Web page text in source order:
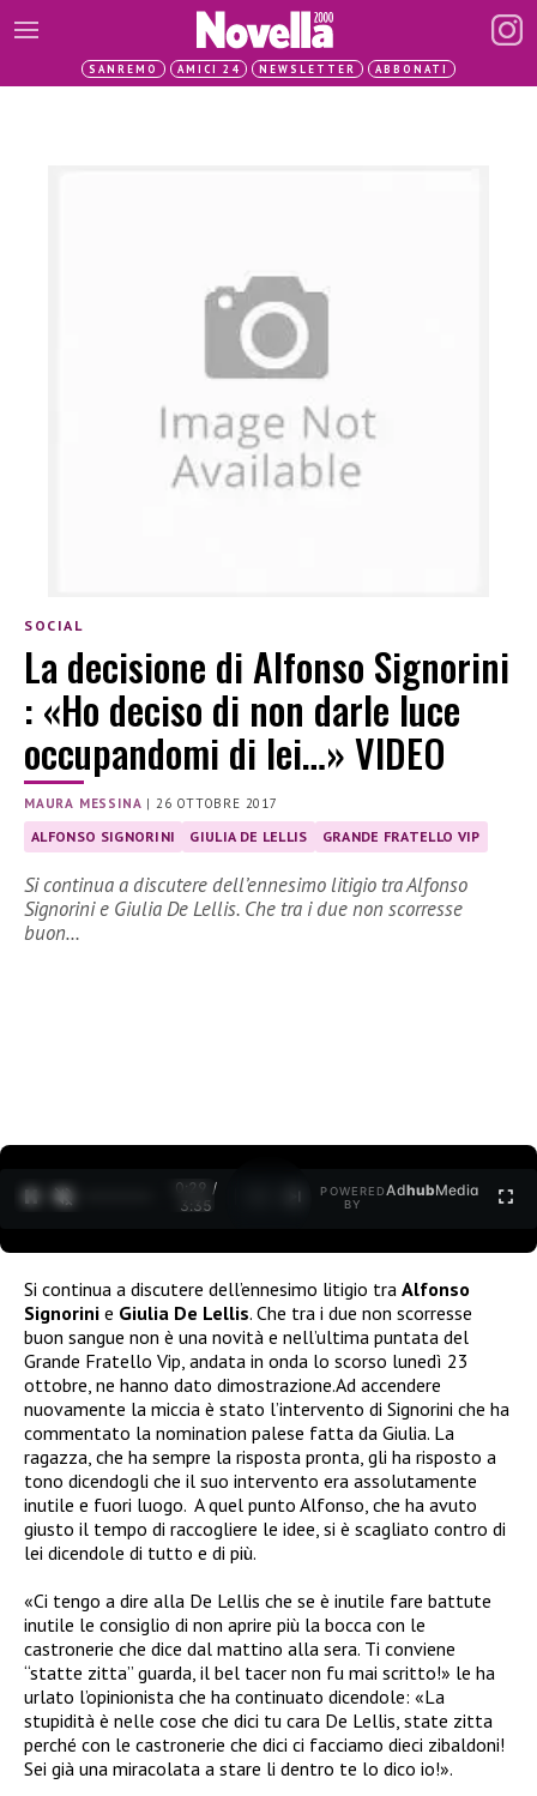
SANREMO AMICI 24 NEWSLETTER ABBONATI
SOCIAL
La decisione di Alfonso Signorini
: «Ho deciso di non darle luce
occupandomi di lei…» VIDEO
MAURA MESSINA | 26 OTTOBRE 2017
ALFONSO SIGNORINI GIULIA DE LELLIS GRANDE FRATELLO VIP
Si continua a discutere dell’ennesimo litigio tra Alfonso
Signorini e Giulia De Lellis. Che tra i due non scorresse
buon…
0:30 /
3:35
POWERED
BY
AdhubMedia
Si continua a discutere dell’ennesimo litigio tra Alfonso
Signorini e Giulia De Lellis. Che tra i due non scorresse
buon sangue non è una novità e nell’ultima puntata del
Grande Fratello Vip, andata in onda lo scorso lunedì 23
ottobre, ne hanno dato dimostrazione.Ad accendere
nuovamente la miccia è stato l’intervento di Signorini che ha
commentato la nomination palese fatta da Giulia. La
ragazza, che ha sempre la risposta pronta, gli ha risposto a
tono dicendogli che il suo intervento era assolutamente
inutile e fuori luogo. A quel punto Alfonso, che ha avuto
giusto il tempo di raccogliere le idee, si è scagliato contro di
lei dicendole di tutto e di più.
«Ci tengo a dire alla De Lellis che se è inutile fare battute
inutile le consiglio di non aprire più la bocca con le
castronerie che dice dal mattino alla sera. Ti conviene
“statte zitta” guarda, il bel tacer non fu mai scritto!» le ha
urlato l’opinionista che ha continuato dicendole: «La
stupidità è nelle cose che dici tu cara De Lellis, state zitta
perché con le castronerie che dici ci facciamo dieci zibaldoni!
Sei già una miracolata a stare li dentro te lo dico io!».